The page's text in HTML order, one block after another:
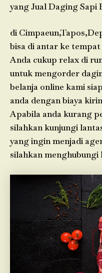
yang Jual Daging Sapi
di
bisa di antar ke
Anda cukup relax di
untuk mengorder
belanja online kami
anda dengan biaya
Apabila anda kurang
silahkan kunjungi
yang ingin menjadi
silahkan menghubungi